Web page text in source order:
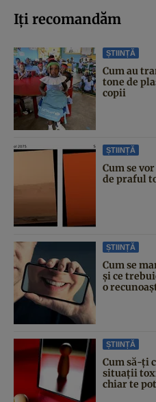
Iți recomandăm
ȘTIINȚĂ
Cum au
tone de
copii
ȘTIINȚĂ
Cum se
de praful
ȘTIINȚĂ
Cum se
și ce
o
ȘTIINȚĂ
Cum să-ți
situații
chiar te